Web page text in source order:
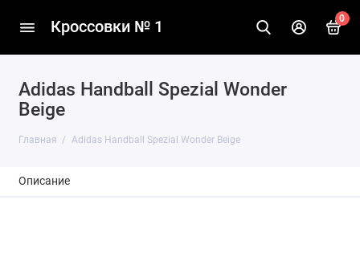
Кроссовки № 1 0
Adidas Handball Spezial Wonder
Beige
Главная Adidas Handball Spezial Wonder Beige
Описание